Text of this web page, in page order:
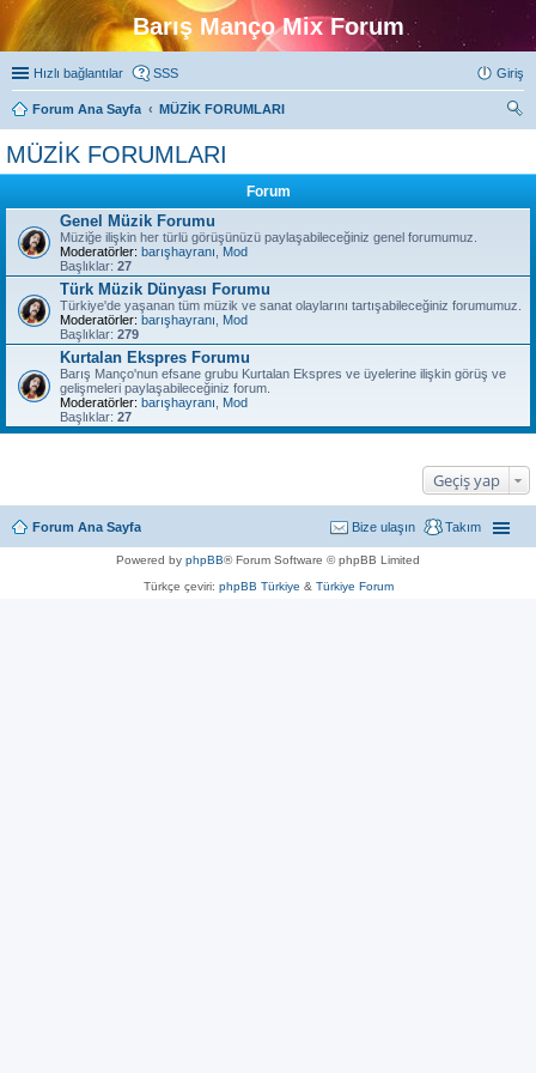
Barış Manço Mix Forum
Hızlı bağlantılar SSS Giriş
Forum Ana Sayfa
MÜZİK FORUMLARI
MÜZİK FORUMLARI
Forum
Genel Müzik Forumu
Müziğe ilişkin her türlü görüşünüzü paylaşabileceğiniz genel forumumuz.
Moderatörler: barışhayranı
Mod
Başlıklar: 27
Türk Müzik Dünyası Forumu
Türkiye'de yaşanan tüm müzik ve sanat olaylarını tartışabileceğiniz forumumuz.
Moderatörler: barışhayranı
Mod
Başlıklar: 279
Kurtalan Ekspres Forumu
Barış Manço'nun efsane grubu Kurtalan Ekspres ve üyelerine ilişkin görüş ve
gelişmeleri paylaşabileceğiniz forum.
Moderatörler: barışhayranı
Mod
Başlıklar: 27
Geçiş yap
Forum Ana Sayfa Takım
Bize ulaşın
Powered by phpBB® Forum Software © phpBB Limited
Türkçe çeviri: phpBB Türkiye & Türkiye Forum